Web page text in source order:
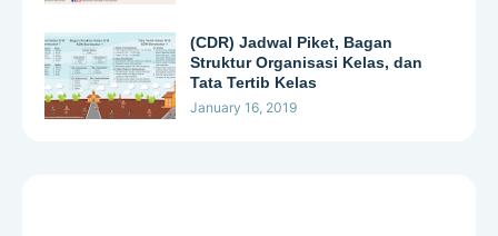
(CDR) Jadwal Piket, Bagan
Struktur Organisasi Kelas, dan
Tata Tertib Kelas
January 16, 2019